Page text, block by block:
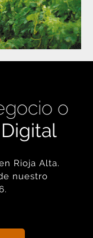
o
Rioja Alta.
nuestro